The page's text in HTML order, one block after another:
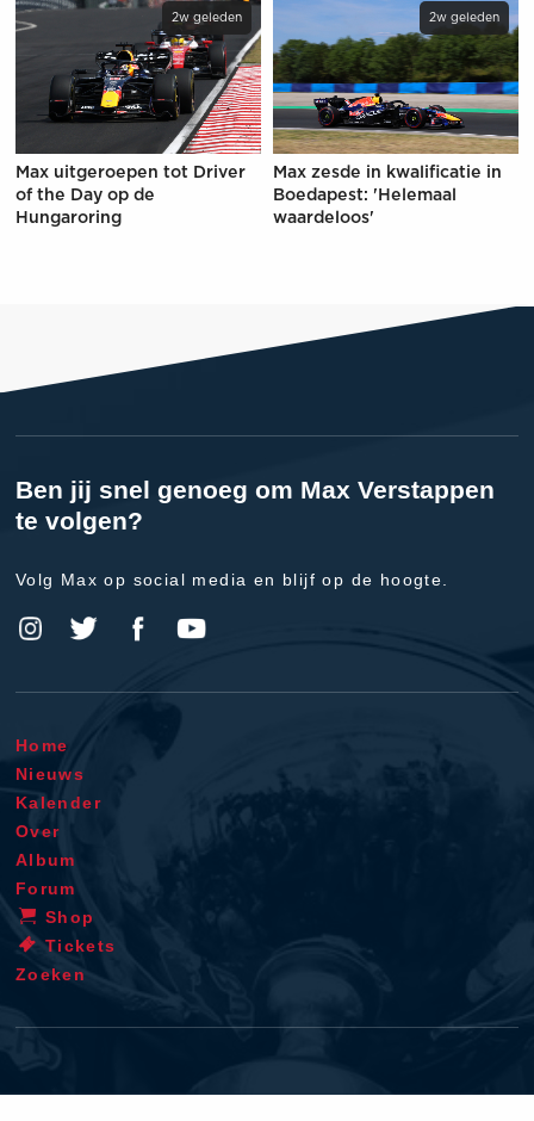
2w geleden
Max uitgeroepen tot Driver
of the Day op de
Hungaroring
2w geleden
Max zesde in kwalificatie in
Boedapest: 'Helemaal
waardeloos'
Ben jij snel genoeg om Max Verstappen
te volgen?
Volg Max op social media en blijf op de hoogte.
Home
Nieuws
Kalender
Over
Album
Forum
Shop
Tickets
Zoeken